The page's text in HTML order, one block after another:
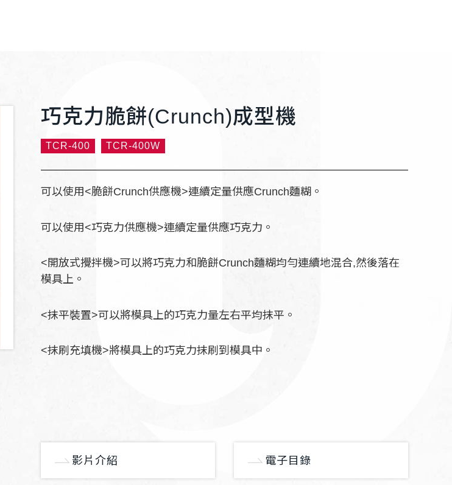
巧克力脆餅(Crunch)成型機
TCR-400 TCR-400W
可以使用<脆餅Crunch供應機>連續定量供應Crunch麵糊。
可以使用<巧克力供應機>連續定量供應巧克力。
<開放式攪拌機>可以將巧克力和脆餅Crunch麵糊均勻連續地混合,然後落在
模具上。
<抹平裝置>可以將模具上的巧克力量左右平均抹平。
<抹刷充填機>將模具上的巧克力抹刷到模具中。
影片介紹 電子目錄